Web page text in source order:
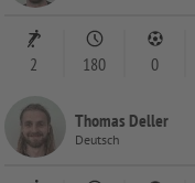
2 180 0
Thomas Deller
Deutsch